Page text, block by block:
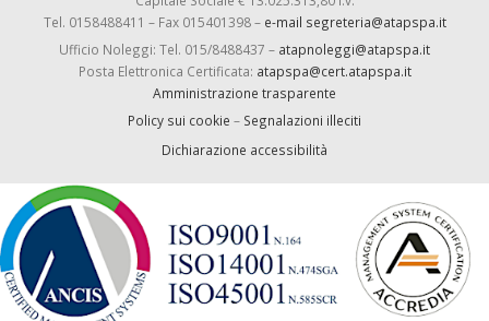
Tel. 0158488411 – Fax 015401398 – e-mail segreteria@atapspa.it
Ufficio Noleggi: Tel. 015/8488437 – atapnoleggi@atapspa.it
Posta Elettronica Certificata: atapspa@cert.atapspa.it
Amministrazione trasparente
Policy sui cookie – Segnalazioni illeciti
Dichiarazione accessibilità